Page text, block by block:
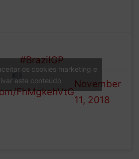
#BrazilGP
)
FhMgkehVtG
(@F1)
November
11, 2018
os cookies marketing e
este conteúdo